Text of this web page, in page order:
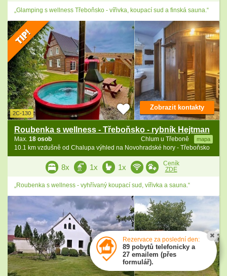
„Glamping s wellness Třeboňsko - vířivka, koupací sud a finská sauna.“
2C-130
Roubenka s wellness - Třeboňsko - rybník Hejtman
Chlum u Třeboně mapa
Max. 18 osob
10.1 km vzdušně od Chalupa výhled na Novohradské hory - Třeboňsko
Zobrazit kontakty
8x 1x 1x
Ceník
ZDE
„Roubenka s wellness - vyhřívaný koupací sud, vířivka a sauna.“
Rezervace za poslední den:
89 pobytů telefonicky a
27 emailem (přes
formulář).